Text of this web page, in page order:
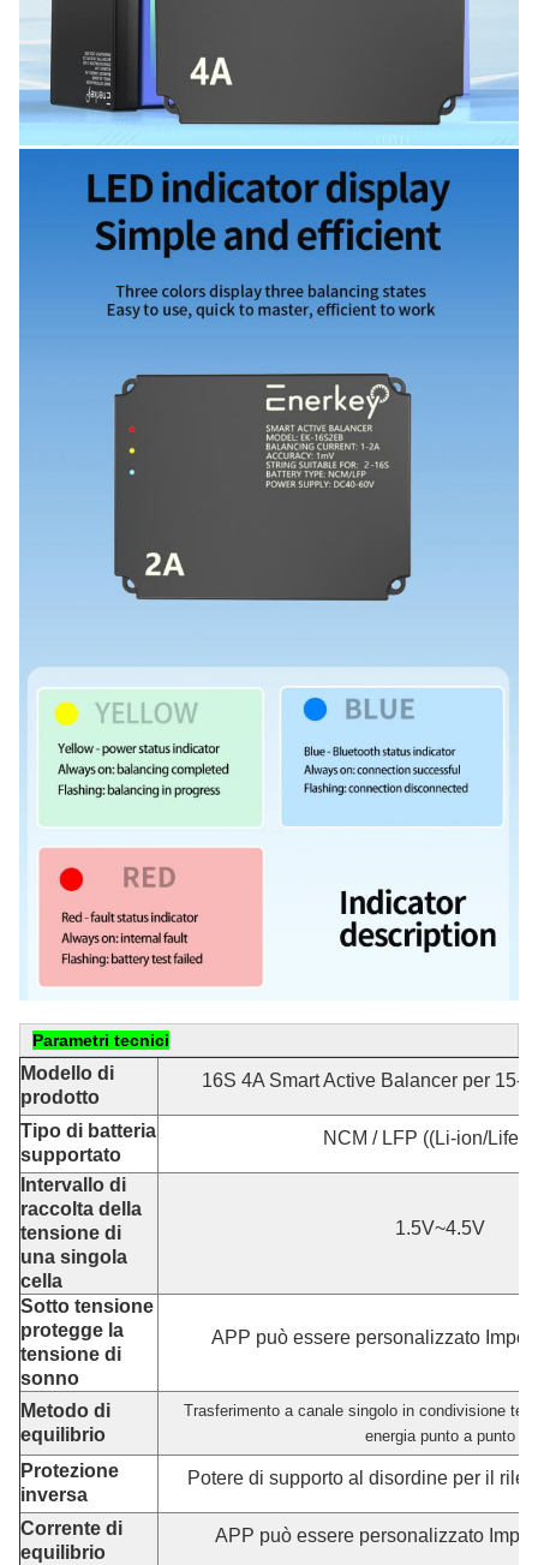
Parametri tecnici
Modello di
prodotto
16S 4A Smart Active Balancer per 15-
Tipo di batteria
supportato
NCM / LFP ((Li-ion/
Intervallo di
raccolta della
tensione di
una singola
cella
1.5V~4.5V
Sotto tensione
protegge la
tensione di
sonno
APP può essere personalizzato
Metodo di
equilibrio
Trasferimento a canale singolo in condivisione
energia punto a punto
Protezione
inversa
Potere di supporto al disordine per il
Corrente di
equilibrio
APP può essere personalizzato